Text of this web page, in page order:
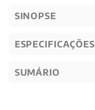
SINOPSE
ESPECIFICAÇÕES
SUMÁRIO